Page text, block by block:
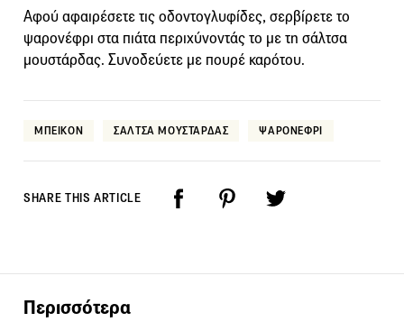
Αφού αφαιρέσετε τις οδοντογλυφίδες, σερβίρετε το
ψαρονέφρι στα πιάτα περιχύνοντάς το με τη σάλτσα
μουστάρδας. Συνοδεύετε με πουρέ καρότου.
ΜΠΕΙΚΟΝ ΣΑΛΤΣΑ ΜΟΥΣΤΑΡΔΑΣ ΨΑΡΟΝΕΦΡΙ
SHARE THIS ARTICLE
Περισσότερα